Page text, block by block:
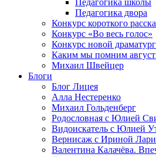
Педагогика школы
Педагогика двора
Конкурс короткого
Конкурс «Во весь голос»
Конкурс новой
Каким мы помним
Михаил Швейцер
Блоги
Блог Лицея
Алла Нестеренко
Михаил Гольденберг
Родословная с Юлией
Видоискатель с Юлией
Вернисаж с Ириной
Валентина Калачёва.